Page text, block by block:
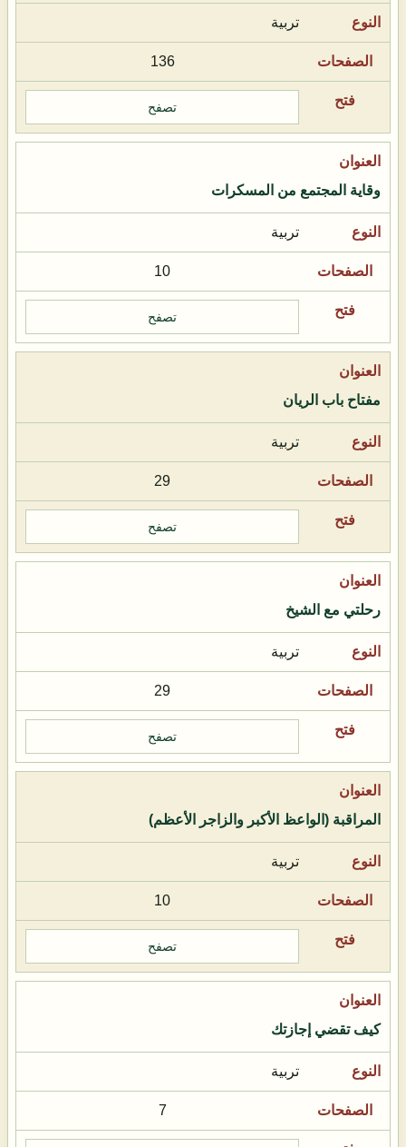
تربية
136
تصفح
وقاية المجتمع من المسكرات
تربية
10
تصفح
مفتاح باب الريان
تربية
29
تصفح
رحلتي مع الشيخ
تربية
29
تصفح
المراقبة (الواعظ الأكبر والزاجر الأعظم)
تربية
10
تصفح
كيف تقضي إجازتك
تربية
7